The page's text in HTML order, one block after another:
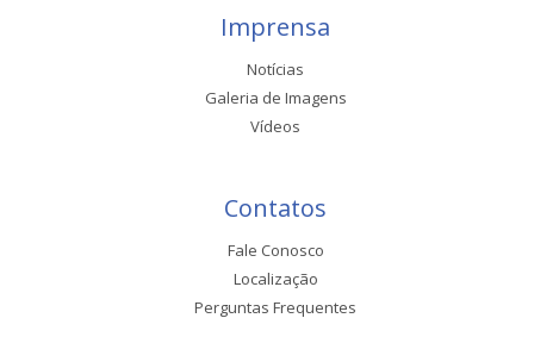
Imprensa
Notícias
Galeria de Imagens
Vídeos
Contatos
Fale Conosco
Localização
Perguntas Frequentes